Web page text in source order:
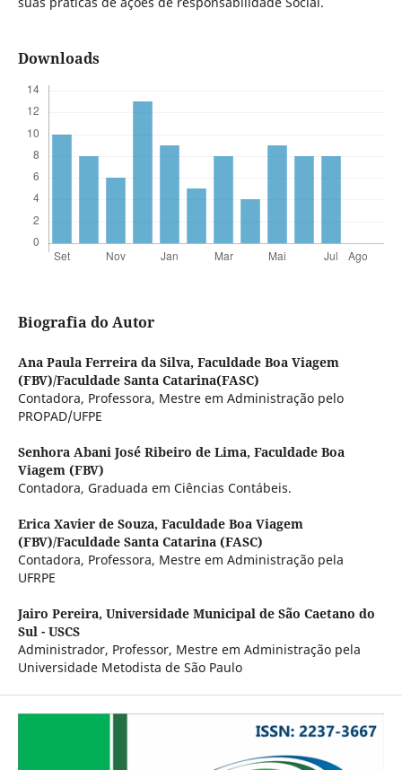
Downloads
Biografia do Autor
Ana Paula Ferreira da Silva, Faculdade Boa Viagem
(FBV)/Faculdade Santa Catarina(FASC)
Contadora, Professora, Mestre em Administração pelo
PROPAD/UFPE
Senhora Abani José Ribeiro de Lima, Faculdade Boa
Viagem (FBV)
Contadora, Graduada em Ciências Contábeis.
Erica Xavier de Souza, Faculdade Boa Viagem
(FBV)/Faculdade Santa Catarina (FASC)
Contadora, Professora, Mestre em Administração pela
UFRPE
Jairo Pereira, Universidade Municipal de São Caetano do
Sul - USCS
Administrador, Professor, Mestre em Administração pela
Universidade Metodista de São Paulo